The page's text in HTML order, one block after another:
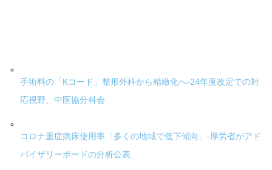
手術料の「Kコード」整形外科から精緻化へ-24年度改定での対
応視野、中医協分科会
コロナ重症病床使用率「多くの地域で低下傾向」-厚労省がアド
バイザリーボードの分析公表